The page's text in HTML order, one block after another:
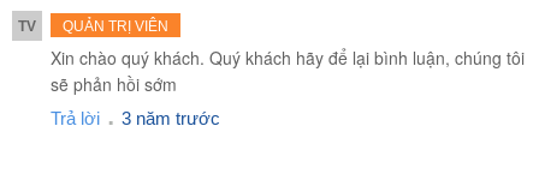
TV QUẢN TRỊ VIÊN
Xin chào quý khách. Quý khách hãy để lại bình luận, chúng tôi
sẽ phản hồi sớm
Trả lời . 3 năm trước